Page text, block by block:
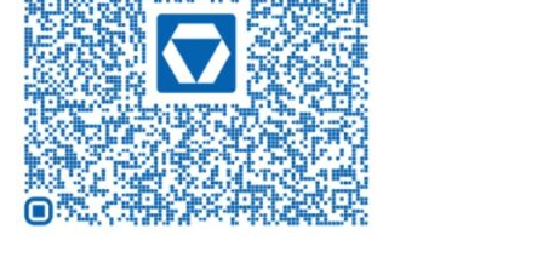
Корзина:
0
шт
О
КОМПАНИИ
КОНТАКТЫ